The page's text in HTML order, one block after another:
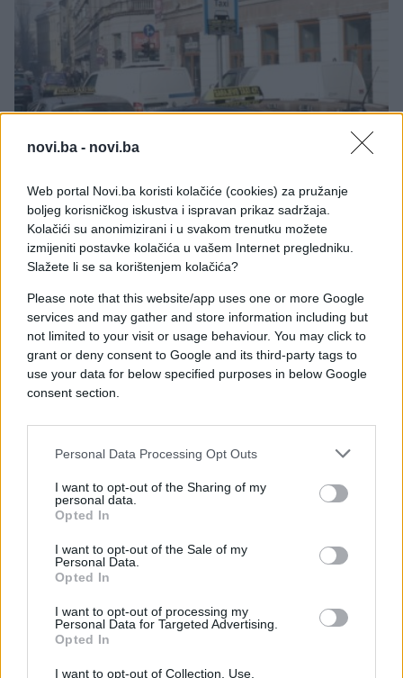
novi.ba - novi.ba
Web portal Novi.ba koristi kolačiće (cookies) za pružanje
boljeg korisničkog iskustva i ispravan prikaz sadržaja.
Kolačići su anonimizirani i u svakom trenutku možete
izmijeniti postavke kolačića u vašem Internet pregledniku.
Slažete li se sa korištenjem kolačića?
Please note that this website/app uses one or more Google
services and may gather and store information including but
not limited to your visit or usage behaviour. You may click to
grant or deny consent to Google and its third-party tags to
use your data for below specified purposes in below Google
consent section.
Personal Data Processing Opt Outs
I want to opt-out of the Sharing of my
personal data.
Opted In
I want to opt-out of the Sale of my
Personal Data.
Opted In
I want to opt-out of processing my
Personal Data for Targeted Advertising.
Opted In
I want to opt-out of Collection, Use,
10.12.17. 12:13
U KS-u 12.449 inspekcijskih nadzora zbog
sprečavanja nelegalnog taksiranja
Saznaj više
BOSNA I HERCEGOVINA
22.10.17. 19:03
Sarajevo i Tuzlanskog kantona